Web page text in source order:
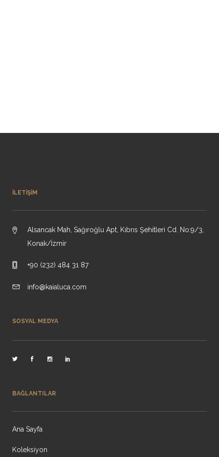
İLETIŞIM
Alsancak Mah, Sağıroğlu Apt, Kıbrıs Şehitleri Cd. No:9/3,
Konak/İzmir
+90 (232) 484 31 87
info@kaialuca.com
SOSYAL MEDYA
BAĞLANTILAR
Ana Sayfa
Koleksiyon